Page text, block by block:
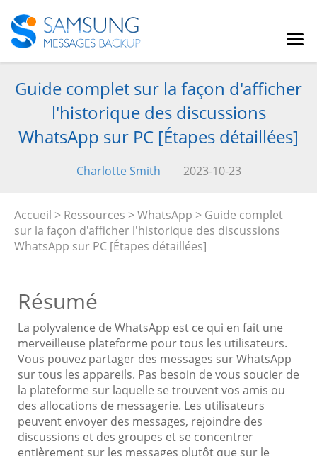
Guide complet sur la façon d'afficher
l'historique des discussions
WhatsApp sur PC [Étapes détaillées]
Charlotte Smith 2023-10-23
Accueil > Ressources >WhatsApp > Guide complet
sur la façon d'afficher l'historique des discussions
WhatsApp sur PC [Étapes détaillées]
Résumé
La polyvalence de WhatsApp est ce qui en fait une
merveilleuse plateforme pour tous les utilisateurs.
Vous pouvez partager des messages sur WhatsApp
sur tous les appareils. Pas besoin de vous soucier de
la plateforme sur laquelle se trouvent vos amis ou
des allocations de messagerie. Les utilisateurs
peuvent envoyer des messages, rejoindre des
discussions et des groupes et se concentrer
entièrement sur les messages plutôt que sur le